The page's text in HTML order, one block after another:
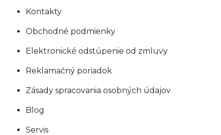
Kontakty
Obchodné podmienky
Elektronické odstúpenie od zmluvy
Reklamačný poriadok
Zásady spracovania osobných údajov
Blog
Servis